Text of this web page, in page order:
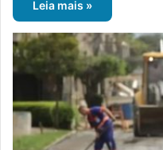
Leia mais »